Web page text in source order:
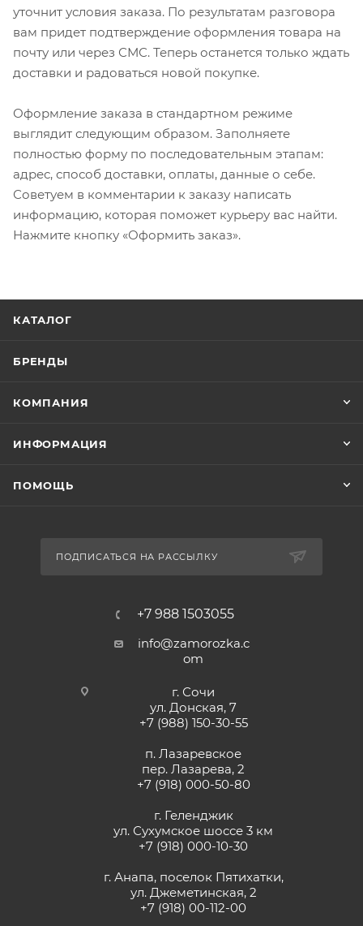
уточнит условия заказа. По результатам разговора
вам придет подтверждение оформления товара на
почту или через СМС. Теперь останется только ждать
доставки и радоваться новой покупке.
Оформление заказа в стандартном режиме
выглядит следующим образом. Заполняете
полностью форму по последовательным этапам:
адрес, способ доставки, оплаты, данные о себе.
Советуем в комментарии к заказу написать
информацию, которая поможет курьеру вас найти.
Нажмите кнопку «Оформить заказ».
КАТАЛОГ
БРЕНДЫ
КОМПАНИЯ
ИНФОРМАЦИЯ
ПОМОЩЬ
ПОДПИСАТЬСЯ НА РАССЫЛКУ
+7 988 1503055
info@zamorozka.c
om
г. Сочи
ул. Донская, 7
+7 (988) 150-30-55
п. Лазаревское
пер. Лазарева, 2
+7 (918) 000-50-80
г. Геленджик
ул. Сухумское шоссе 3 км
+7 (918) 000-10-30
г. Анапа, поселок Пятихатки,
ул. Джеметинская, 2
+7 (918) 00-112-00